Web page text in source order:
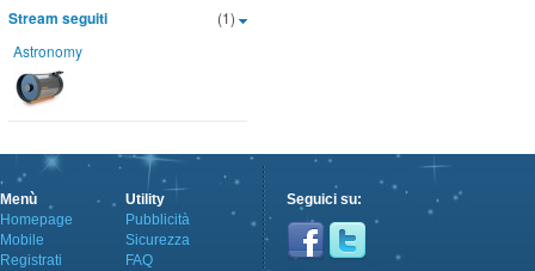
(1)
Stream seguiti
Astronomy
Menù
Homepage
Mobile
Registrati
Utility
Pubblicità
Sicurezza
FAQ
Seguici su: